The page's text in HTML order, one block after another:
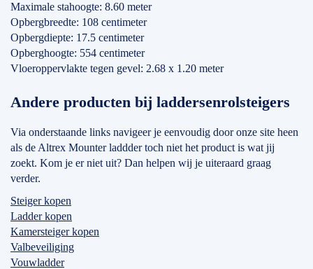
Maximale stahoogte: 8.60 meter
Opbergbreedte: 108 centimeter
Opbergdiepte: 17.5 centimeter
Opberghoogte: 554 centimeter
Vloeroppervlakte tegen gevel: 2.68 x 1.20 meter
Andere producten bij laddersenrolsteigers
Via onderstaande links navigeer je eenvoudig door onze site heen
als de Altrex Mounter laddder toch niet het product is wat jij
zoekt. Kom je er niet uit? Dan helpen wij je uiteraard graag
verder.
Steiger kopen
Ladder kopen
Kamersteiger kopen
Valbeveiliging
Vouwladder